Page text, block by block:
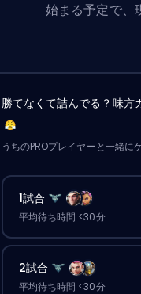
始まる予定で、
勝てなくて詰んでる？味方
うちのPROプレイヤーと一緒に
1試合
平均待ち時間 <30分
2試合
平均待ち時間 <30分